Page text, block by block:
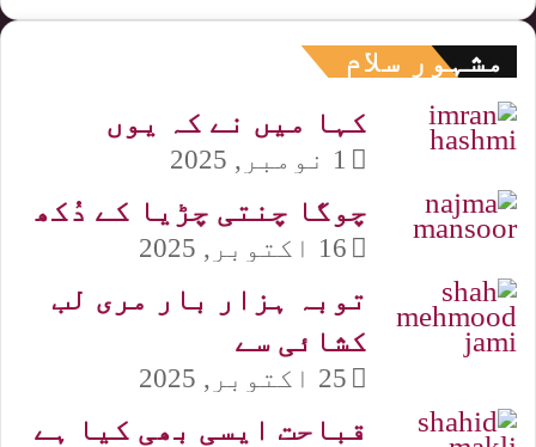
مشہور سلام
کہا میں نے کہ یوں
1 نومبر, 2025
چوگا چنتی چڑیا کے دُکھ
16 اکتوبر, 2025
توبہ ہزار بار مری لب
کشائی سے
25 اکتوبر, 2025
قباحت ایسی بھی کیا ہے